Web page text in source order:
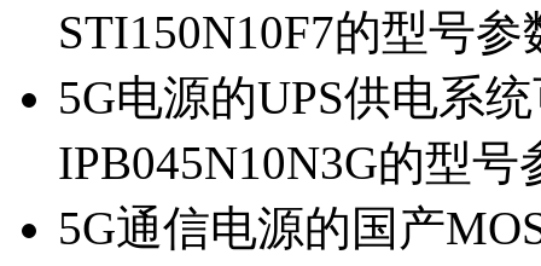
STI150N10F7的型号参
5G电源的UPS供电系
IPB045N10N3G的型号
5G通信电源的国产